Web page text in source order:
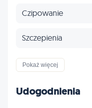
Czipowanie
Szczepienia
Inne
Pokaż więcej
Udogodnienia